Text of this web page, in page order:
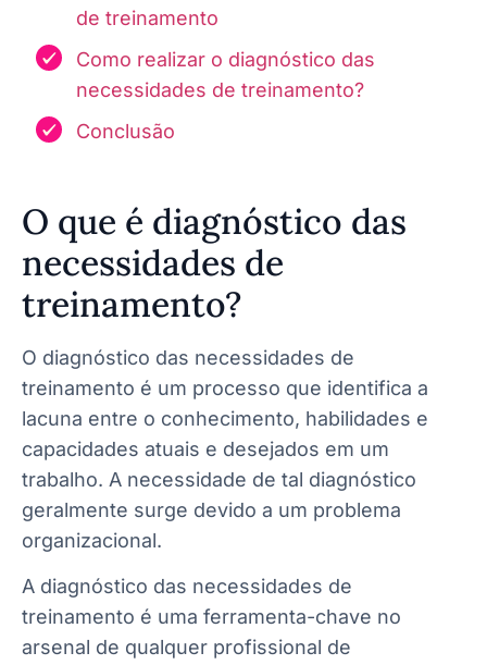
de treinamento
Como realizar o diagnóstico das
necessidades de treinamento?
Conclusão
O que é diagnóstico das
necessidades de
treinamento?
O diagnóstico das necessidades de
treinamento é um processo que identifica a
lacuna entre o conhecimento, habilidades e
capacidades atuais e desejados em um
trabalho. A necessidade de tal diagnóstico
geralmente surge devido a um problema
organizacional.
A diagnóstico das necessidades de
treinamento é uma ferramenta-chave no
arsenal de qualquer profissional de